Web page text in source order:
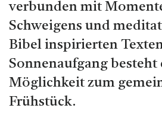
verbunden mit
Schweigens und
Bibel inspirierten
Sonnenaufgang besteht
Möglichkeit zum
Frühstück.